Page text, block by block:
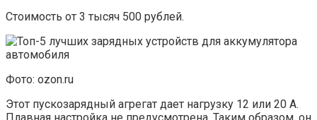
Стоимость от 3 тысяч 500 рублей.
Фото: ozon.ru
Этот пускозарядный агрегат дает нагрузку 12 или 20 А.